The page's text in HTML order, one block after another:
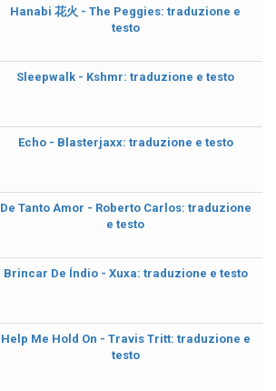
Hanabi 花火 - The Peggies: traduzione e
testo
Sleepwalk - Kshmr: traduzione e testo
Echo - Blasterjaxx: traduzione e testo
De Tanto Amor - Roberto Carlos: traduzione
e testo
Brincar De Índio - Xuxa: traduzione e testo
Help Me Hold On - Travis Tritt: traduzione e
testo